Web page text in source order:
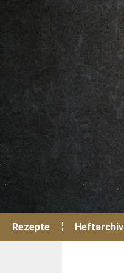
Zum
Inhalt
Rezepte Heftarchiv